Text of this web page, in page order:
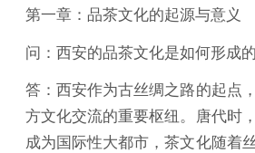
第一章：品茶文化的起源与意义
问：西安的品茶文化是如何形成
答：西安作为古丝绸之路的起点
方文化交流的重要枢纽。唐代时
成为国际性大都市，茶文化随着